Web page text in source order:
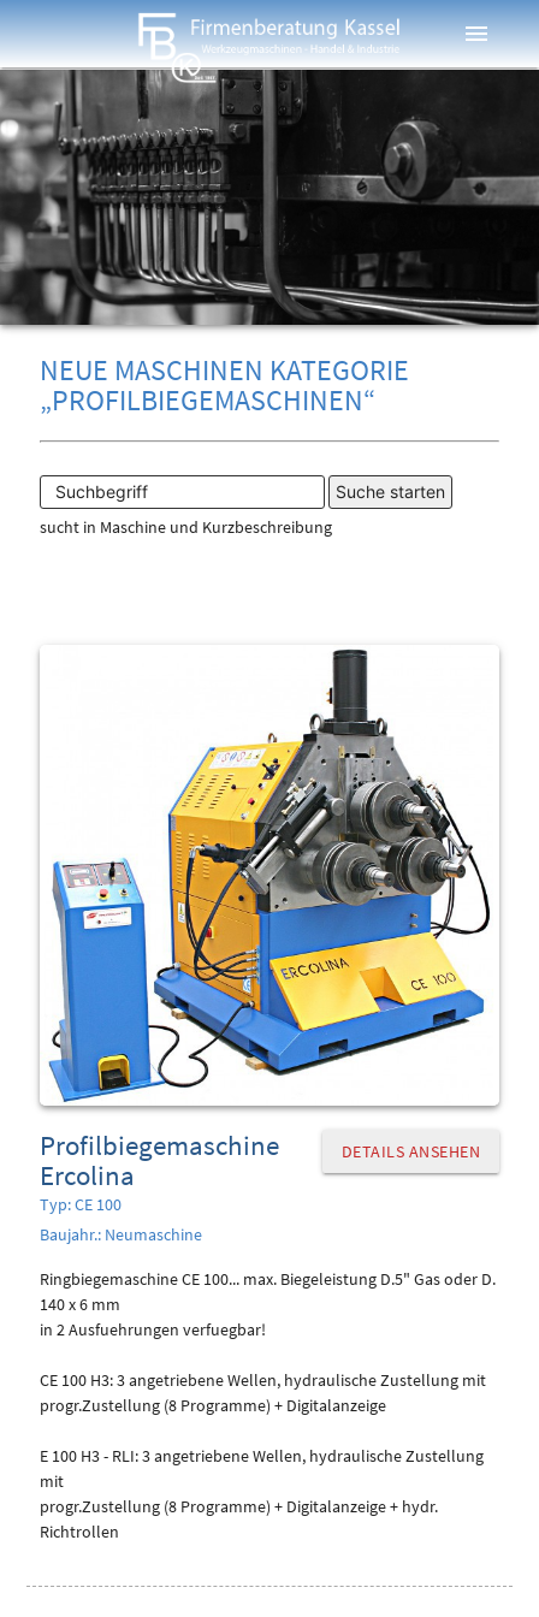
menu
NEUE MASCHINEN KATEGORIE
„PROFILBIEGEMASCHINEN“
sucht in Maschine und Kurzbeschreibung
DETAILS ANSEHEN
Profilbiegemaschine
Ercolina
Typ: CE 100
Baujahr.: Neumaschine
Ringbiegemaschine CE 100... max. Biegeleistung D.5" Gas oder D.
140 x 6 mm
in 2 Ausfuehrungen verfuegbar!
CE 100 H3: 3 angetriebene Wellen, hydraulische Zustellung mit
progr.Zustellung (8 Programme) + Digitalanzeige
E 100 H3 - RLI: 3 angetriebene Wellen, hydraulische Zustellung
mit
progr.Zustellung (8 Programme) + Digitalanzeige + hydr.
Richtrollen